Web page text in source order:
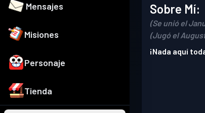
Mensajes
Misiones
Personaje
Tienda
Sobre Mí:
(Se unió el
(Jugó el
¡Nada aquí